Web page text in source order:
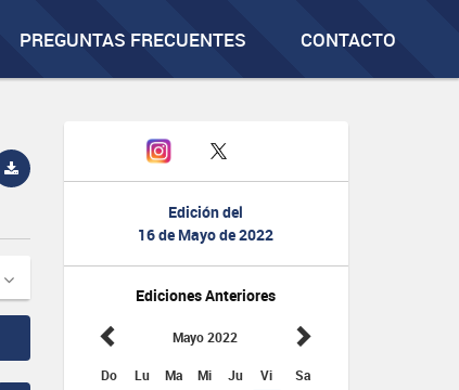
PREGUNTAS FRECUENTES CONTACTO
Edición del
16 de Mayo de 2022
Ediciones Anteriores
Mayo 2022
Do Lu Ma Mi Ju Vi Sa